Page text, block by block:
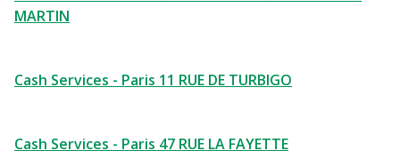
MARTIN
Cash Services - Paris 11 RUE DE TURBIGO
Cash Services - Paris 47 RUE LA FAYETTE